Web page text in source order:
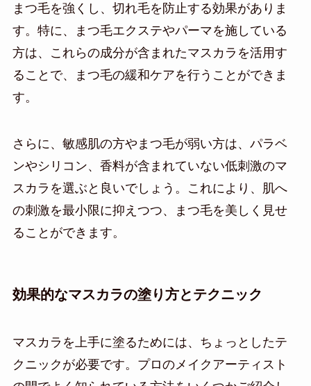
まつ毛を強くし、切れ毛を防止する効果がありま
す。特に、まつ毛エクステやパーマを施している
方は、これらの成分が含まれたマスカラを活用す
ることで、まつ毛の緩和ケアを行うことができま
す。
さらに、敏感肌の方やまつ毛が弱い方は、パラベ
ンやシリコン、香料が含まれていない低刺激のマ
スカラを選ぶと良いでしょう。これにより、肌へ
の刺激を最小限に抑えつつ、まつ毛を美しく見せ
ることができます。
効果的なマスカラの塗り方とテクニック
マスカラを上手に塗るためには、ちょっとしたテ
クニックが必要です。プロのメイクアーティスト